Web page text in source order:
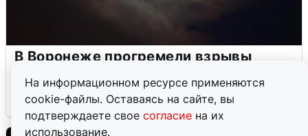
На информационном ресурсе применяются
cookie-файлы. Оставаясь на сайте, вы
подтверждаете свое согласие на их
использование.
В Воронеже прогремели взрывы
5 августа 0